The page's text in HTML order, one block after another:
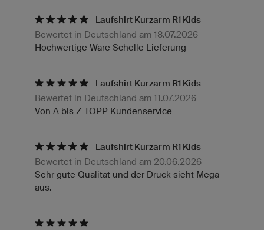
Laufshirt Kurzarm R1 Kids
Bewertet in Deutschland am 18.07.2026
Hochwertige Ware Schelle Lieferung
Laufshirt Kurzarm R1 Kids
Bewertet in Deutschland am 11.07.2026
Von A bis Z TOPP Kundenservice
Laufshirt Kurzarm R1 Kids
Bewertet in Deutschland am 20.06.2026
Sehr gute Qualität und der Druck sieht Mega
aus.